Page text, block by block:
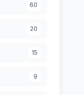
60
20
15
9